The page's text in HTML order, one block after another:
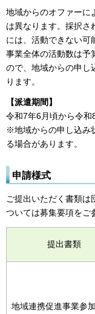
地域からのオファーに
は異なります。採択さ
には、活動できない可
事業全体の活動数は予
ので、地域からの申し
ります。
【派遣期間】
令和7年6月頃から令和
※地域からの申し込み
る場合があります。
申請様式
ご提出いただく書類は
ついては募集要項をご
提出書類
地域連携促進事業参